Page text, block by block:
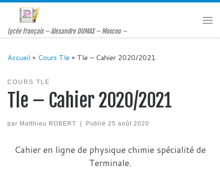
Passer au contenu
Lycée français – Alexandre DUMAS – Moscou –
Accueil » Cours Tle » Tle – Cahier 2020/2021
COURS TLE
Tle – Cahier 2020/2021
par Matthieu ROBERT Publié 25 août 2020
Cahier en ligne de physique chimie spécialité de
Terminale.